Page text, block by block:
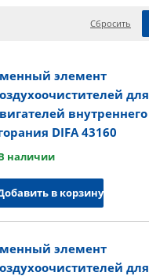
Сбросить
элемент
для
внутреннего
DIFA 43160
наличии
в корзину
элемент
для